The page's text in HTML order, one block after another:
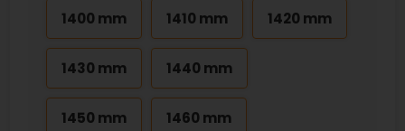
1400 mm 1410 mm 1420 mm
1430 mm 1440 mm
1450 mm 1460 mm